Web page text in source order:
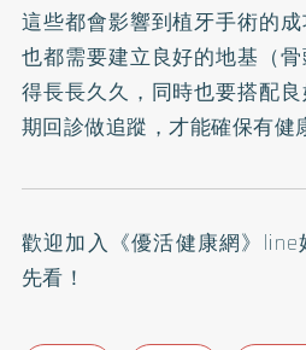
這些都會影響到植牙手術的
也都需要建立良好的地基（
得長長久久，同時也要搭配
期回診做追蹤，才能確保有健
歡迎加入 《優活健康網》line
先看！